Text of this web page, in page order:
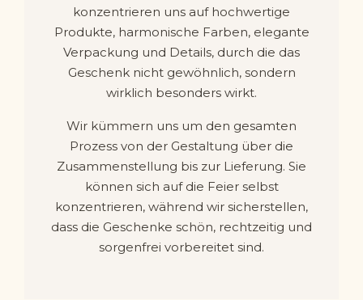
konzentrieren uns auf hochwertige
Produkte, harmonische Farben, elegante
Verpackung und Details, durch die das
Geschenk nicht gewöhnlich, sondern
wirklich besonders wirkt.
Wir kümmern uns um den gesamten
Prozess von der Gestaltung über die
Zusammenstellung bis zur Lieferung. Sie
können sich auf die Feier selbst
konzentrieren, während wir sicherstellen,
dass die Geschenke schön, rechtzeitig und
sorgenfrei vorbereitet sind.